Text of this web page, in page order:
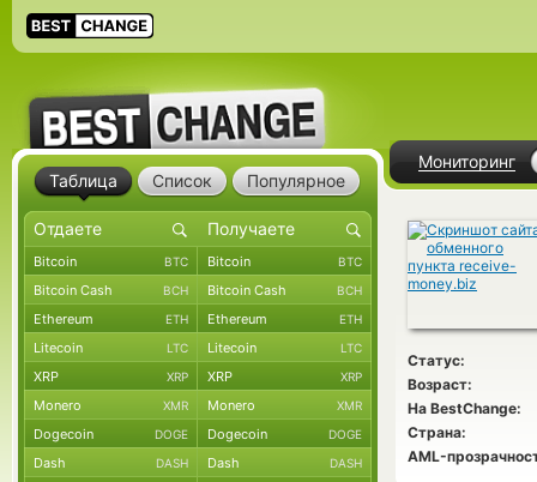
Мониторинг
Статус:
Возраст:
На BestChange:
Страна:
AML-
Таблица Список Популярное
Bitcoin BTC Bitcoin BTC
Bitcoin Cash BCH Bitcoin Cash BCH
Ethereum ETH Ethereum ETH
Litecoin LTC Litecoin LTC
XRP XRP XRP XRP
Monero XMR Monero XMR
Dogecoin DOGE Dogecoin DOGE
Dash DASH Dash DASH